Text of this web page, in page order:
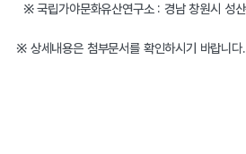
※ 국립가야문화유산연구소 : 경남 창원시
※ 상세내용은 첨부문서를 확인하시기 바랍니다.